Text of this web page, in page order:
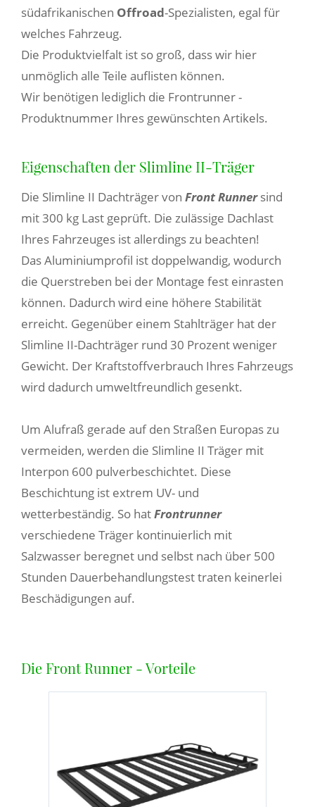
südafrikanischen Offroad-Spezialisten, egal für
welches Fahrzeug.
Die Produktvielfalt ist so groß, dass wir hier
unmöglich alle Teile auflisten können.
Wir benötigen lediglich die Frontrunner -
Produktnummer Ihres gewünschten Artikels.
Eigenschaften der Slimline II-Träger
Die Slimline II Dachträger von Front Runnersind
mit 300 kg Last geprüft. Die zulässige Dachlast
Ihres Fahrzeuges ist allerdings zu beachten!
Das Aluminiumprofil ist doppelwandig, wodurch
die Querstreben bei der Montage fest einrasten
können. Dadurch wird eine höhere Stabilität
erreicht. Gegenüber einem Stahlträger hat der
Slimline II-Dachträger rund 30 Prozent weniger
Gewicht. Der Kraftstoffverbrauch Ihres Fahrzeugs
wird dadurch umweltfreundlich gesenkt.
Um Alufraß gerade auf den Straßen Europas zu
vermeiden, werden die Slimline II Träger mit
Interpon 600 pulverbeschichtet. Diese
Beschichtung ist extrem UV- und
wetterbeständig. So hatFrontrunner
verschiedene Träger kontinuierlich mit
Salzwasser beregnet und selbst nach über 500
Stunden Dauerbehandlungstest traten keinerlei
Beschädigungen auf.
Die Front Runner - Vorteile